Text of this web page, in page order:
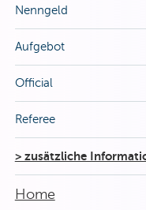
Nenngeld
Aufgebot
Official
Referee
> zusätzliche
Home